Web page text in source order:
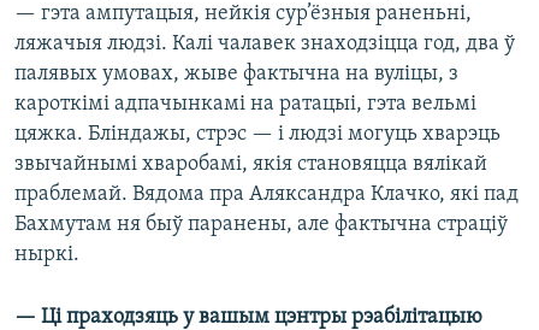
— гэта ампутацыя, нейкія сур’ёзныя раненьні,
ляжачыя людзі. Калі чалавек знаходзіцца год, два ў
палявых умовах, жыве фактычна на вуліцы, з
кароткімі адпачынкамі на ратацыі, гэта вельмі
цяжка. Бліндажы, стрэс — і людзі могуць хварэць
звычайнымі хваробамі, якія становяцца вялікай
праблемай. Вядома пра Аляксандра Клачко, які пад
Бахмутам ня быў паранены, але фактычна страціў
ныркі.
— Ці праходзяць у вашым цэнтры рэабілітацыю